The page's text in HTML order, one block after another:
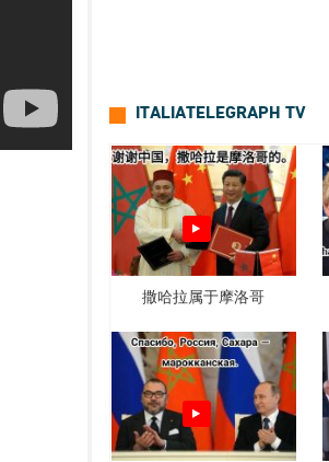
ITALIATELEGRAPH TV
撒哈拉属于摩洛哥